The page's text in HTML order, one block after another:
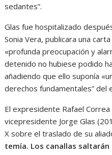
sedantes”.
Glas fue hospitalizado
Sonia Vera, publicara una
«profunda preocupación y
detenido no hubiese podido
añadiendo que ello suponía
derechos fundamentales” del
El expresidente Rafael
vicepresidente Jorge Glas
X sobre el traslado de su
temía. Los canallas saltarán